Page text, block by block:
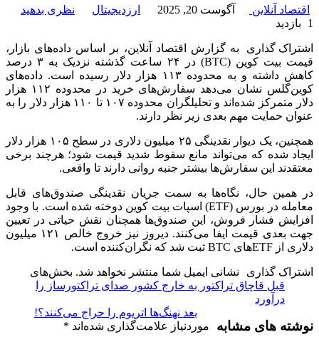
اقتصاد آنلاین آگوست 20, 2025 ارزدیجیتال
نظری بدهید
1 بازدید
اشتراک گذاری
به گزارش اقتصاد آنلاین، بر اساس داده‌های بازار،
قیمت بیت کوین (BTC) در ۲۴ ساعت گذشته نزدیک به ۳ درصد
کاهش داشته و به محدوده ۱۱۳ هزار دلار رسیده است. داده‌های
کوین‌گلس نشان می‌دهد سفارش‌های خرید در محدوده ۱۱۲ هزار
دلار متمرکز شده‌اند و تحلیلگران محدوده ۱۰۷ تا ۱۱۰ هزار دلار را به
عنوان حمایت مهم بعدی زیر نظر دارند.
همچنین، یک دیوار نقدینگی ۲۵ میلیون دلاری در سطح ۱۰۵ هزار دلار
ایجاد شده که می‌تواند مانع سقوط شدید قیمت شود؛ هرچند برخی
معتقدند این سفارش‌ها بیشتر جنبه روانی دارند تا واقعی.
در همین حال، نگاه‌ها به سمت جریان نقدینگی صندوق‌های قابل
معامله در بورس (ETF) اسپات بیت کوین دوخته شده است. با وجود
افزایش فشار فروش، این صندوق‌ها همچنان نقش حیاتی در تعیین
جهت بعدی قیمت ایفا می‌کنند. دیروز نیز خروج خالص ۱۲۱ میلیون
دلاری از ETF‌های BTC ثبت شد که نگران‌کننده است.
اشتراک گذاری
قبل قاچاق تراکتور به خارج کشور صدای تراکتورساز را
درآورد
بعد نهنگ‌ها اتریوم را حراج می‌کنند؟!
نوشته های مشابه
نشانی ایمیل شما منتشر نخواهد شد. بخش‌های
موردنیاز علامت‌گذاری شده‌اند *